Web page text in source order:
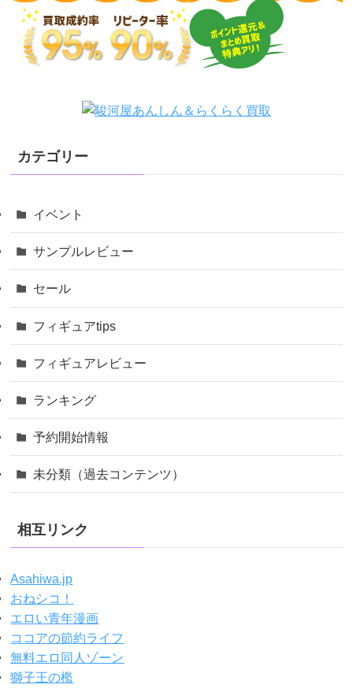
カテゴリー
イベント
サンプルレビュー
セール
フィギュアtips
フィギュアレビュー
ランキング
予約開始情報
未分類（過去コンテンツ）
相互リンク
Asahiwa.jp
おねシコ！
エロい青年漫画
ココアの節約ライフ
無料エロ同人ゾーン
獅子王の檻